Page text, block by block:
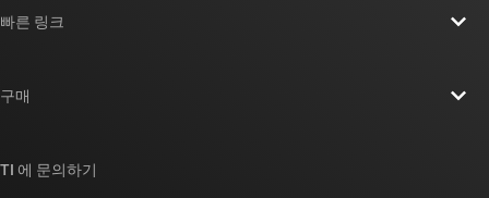
빠른 링크
대체품 검색
구매
TI 에 문의하기